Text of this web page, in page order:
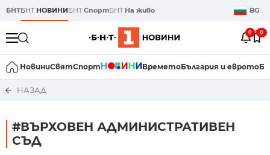
БНТБНТ НОВИНИБНТСпортБНТ На живо BG
0 0
НовиниСвятСпорт ВреметоБългария и еврото
НАЗАД
#ВЪРХОВЕН АДМИНИСТРАТИВЕН
СЪД